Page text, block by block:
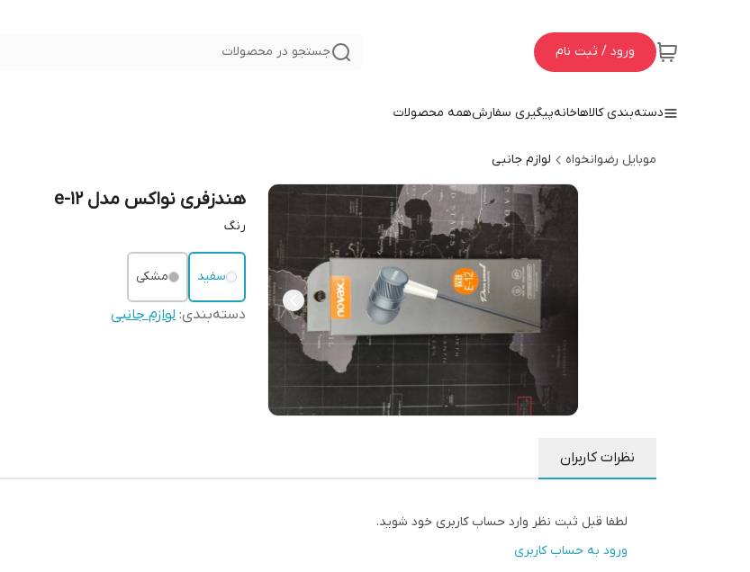
ورود / ثبت نام جستجو در محصولات
دسته‌بندی کالاهاخانهپیگیری سفارشهمه محصولات
موبایل رضوانخواه لوازم جانبی
هندزفری نواکس مدل e-12
رنگ
سفید مشکی
دسته‌بندی:لوازم جانبی
نظرات کاربران
لطفا قبل ثبت نظر وارد حساب کاربری خود شوید.
ورود به حساب کاربری